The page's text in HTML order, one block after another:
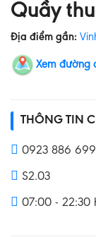
Quầy
Địa điểm gần:
Xem đường
THÔNG TIN
0923 886 699
S2.03
07:00 - 22:30